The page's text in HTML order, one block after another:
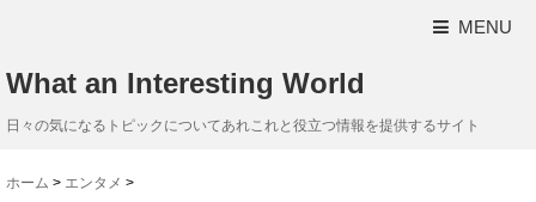
MENU
What an Interesting World
日々の気になるトピックについてあれこれと役立つ情報を提供するサイト
ホーム > エンタメ >